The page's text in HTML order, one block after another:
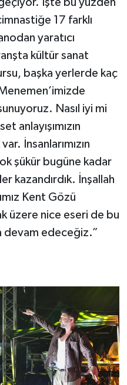
17 farklı
yaratıcı
kültür sanat
başka yerlerde kaç
Nasıl iyi mi
anlayışımızın
İnsanlarımızın
şükür bugüne kadar
kazandırdık. İnşallah
Kent Gözü
üzere nice eseri de bu
devam edeceğiz.”